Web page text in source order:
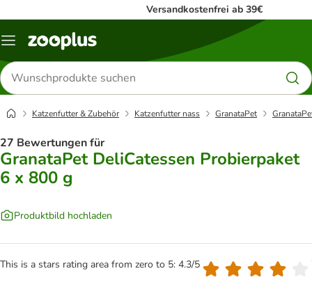
Versandkostenfrei ab 39€
Menü
Produkte
suchen
Katzenfutter & Zubehör Katzenfutter nass GranataPet
27 Bewertungen für
GranataPet DeliCatessen Probierpaket
6 x 800 g
Produktbild hochladen
This is a stars rating area from zero to 5: 4.3/5